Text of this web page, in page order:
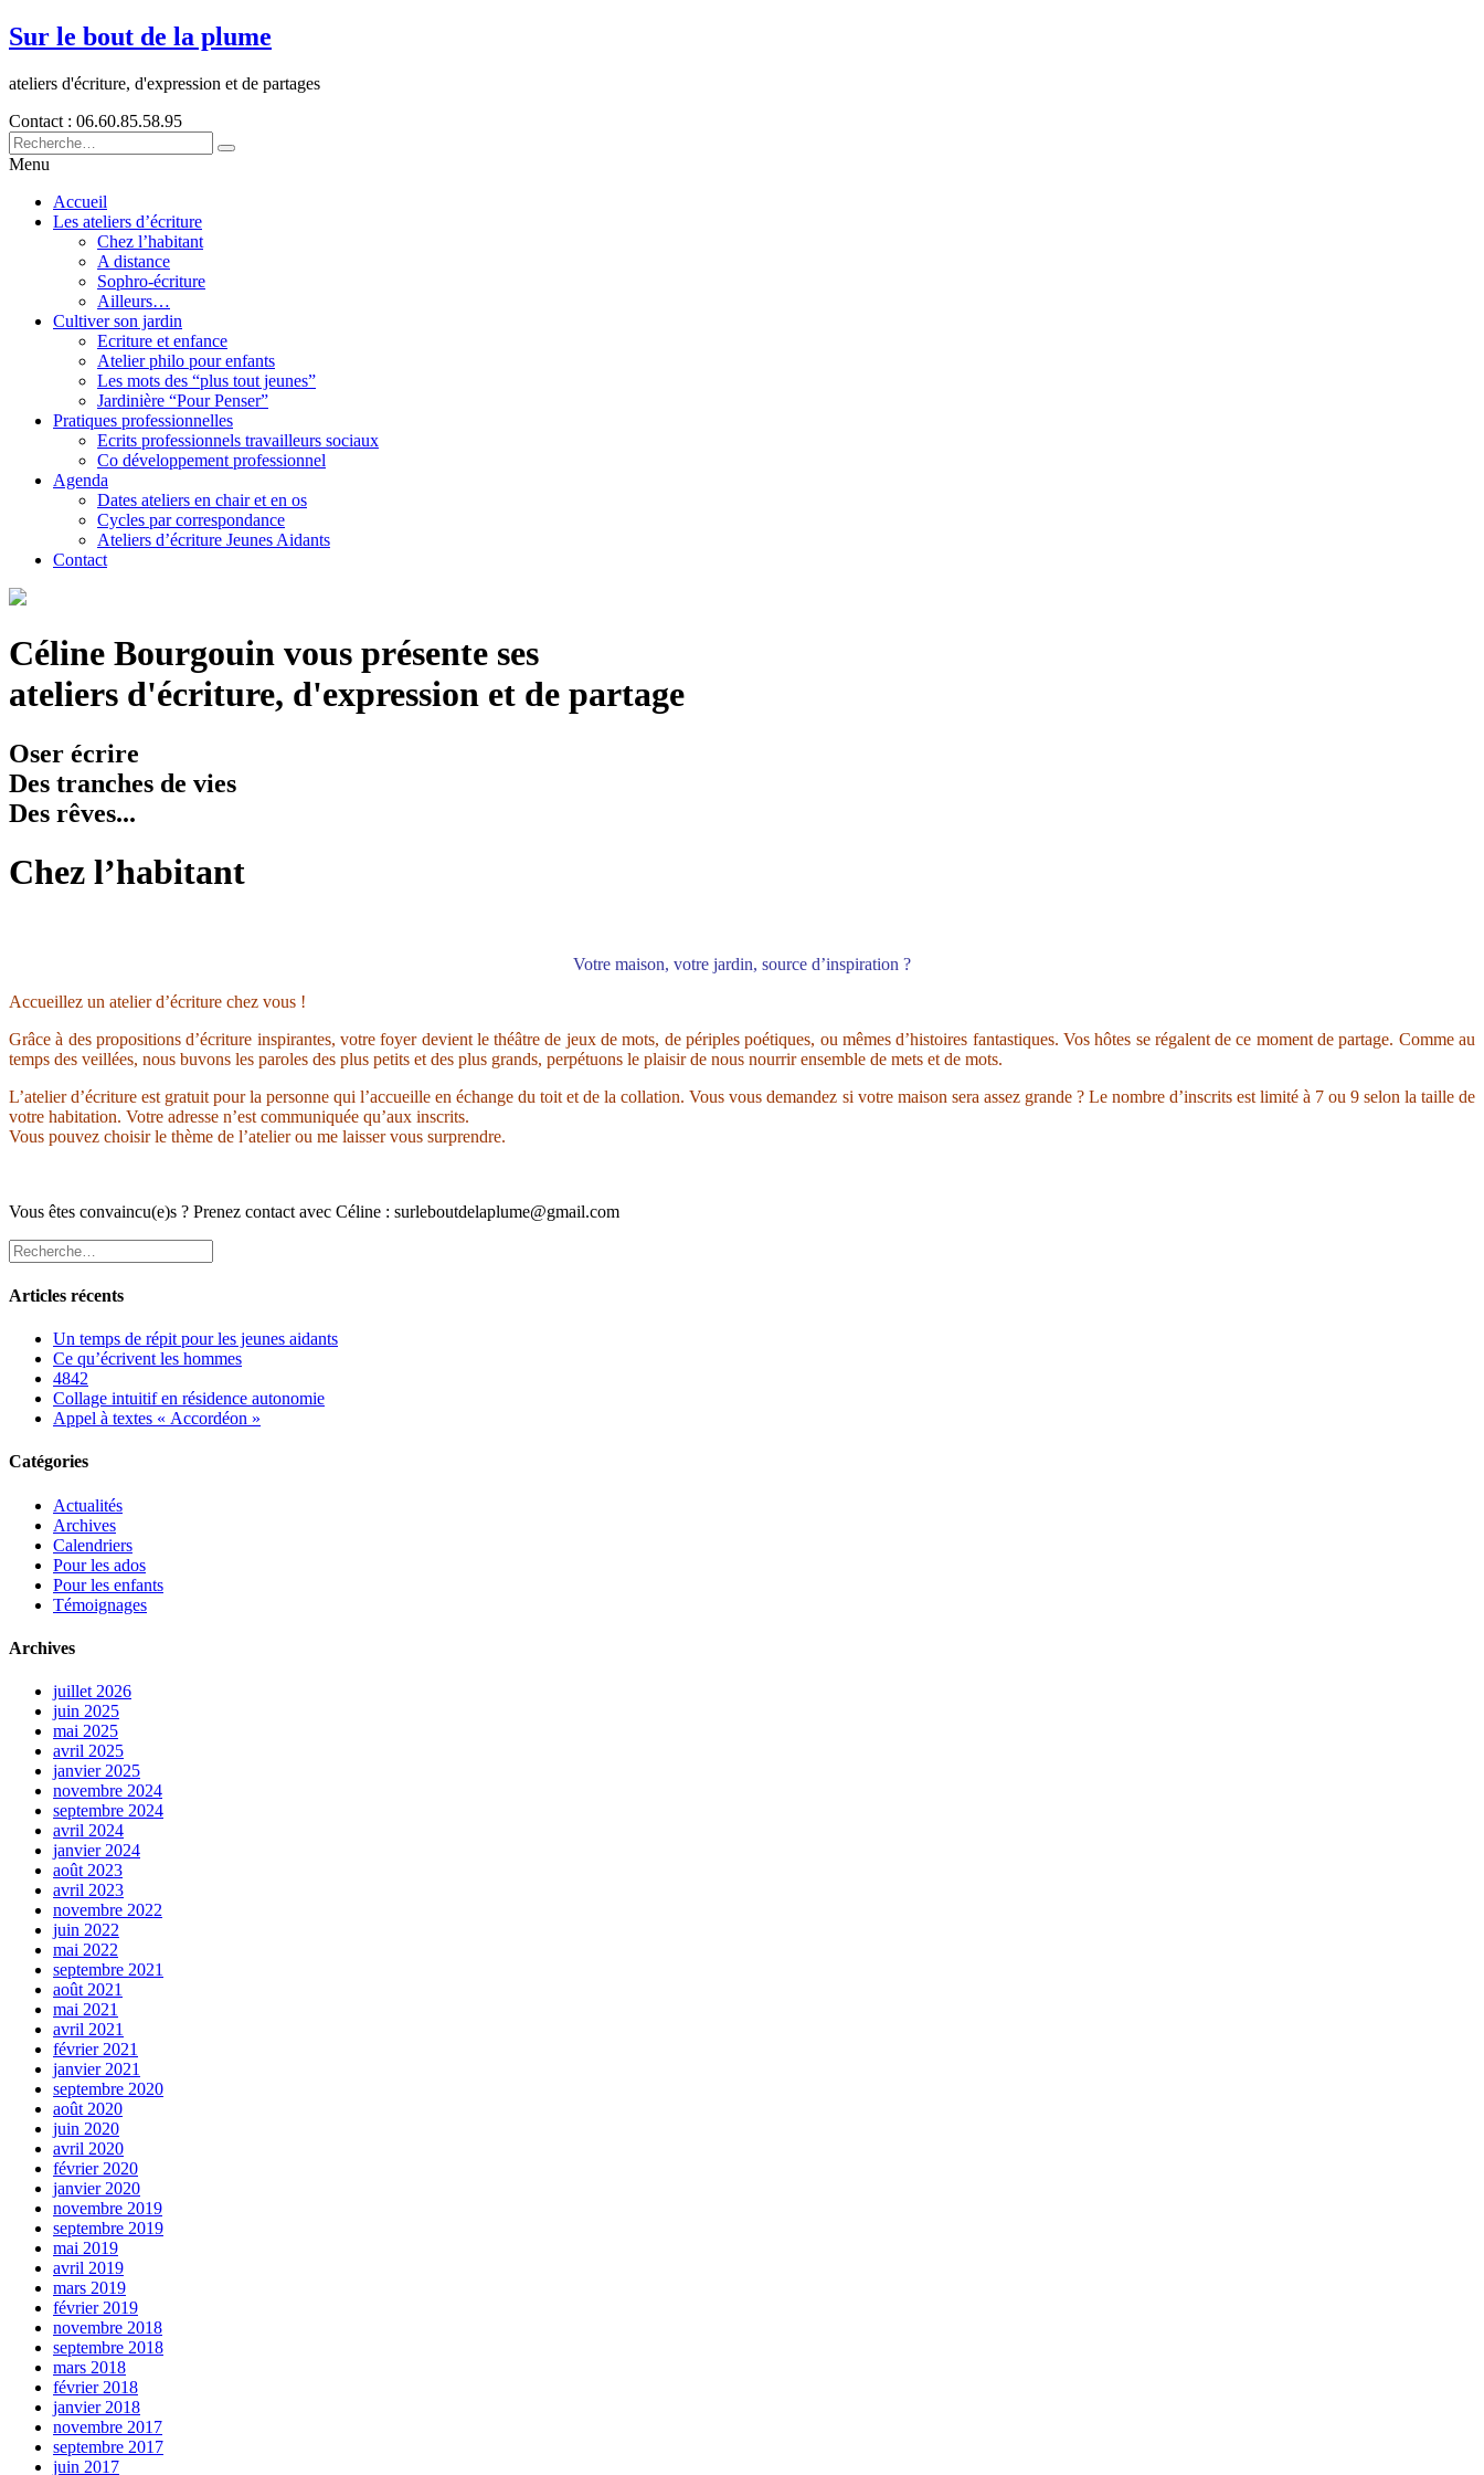
Sur le bout de la plume
ateliers d'écriture, d'expression et de partages
Contact : 06.60.85.58.95
Menu
Accueil
Les ateliers d’écriture
Chez l’habitant
A distance
Sophro-écriture
Ailleurs…
Cultiver son jardin
Ecriture et enfance
Atelier philo pour enfants
Les mots des “plus tout jeunes”
Jardinière “Pour Penser”
Pratiques professionnelles
Ecrits professionnels travailleurs sociaux
Co développement professionnel
Agenda
Dates ateliers en chair et en os
Cycles par correspondance
Ateliers d’écriture Jeunes Aidants
Contact
Céline Bourgouin vous présente ses
ateliers d'écriture, d'expression et de partage
Oser écrire
Des tranches de vies
Des rêves...
Chez l’habitant
Votre maison, votre jardin, source d’inspiration ?
Accueillez un atelier d’écriture chez vous !
Grâce à des propositions d’écriture inspirantes, votre foyer devient le théâtre de jeux de mots, de périples poétiques, ou mêmes d’histoires fantastiques. Vos hôtes se régalent de ce moment de partage. Comme au
temps des veillées, nous buvons les paroles des plus petits et des plus grands, perpétuons le plaisir de nous nourrir ensemble de mets et de mots.
L’atelier d’écriture est gratuit pour la personne qui l’accueille en échange du toit et de la collation. Vous vous demandez si votre maison sera assez grande ? Le nombre d’inscrits est limité à 7 ou 9 selon la taille de
votre habitation. Votre adresse n’est communiquée qu’aux inscrits.
Vous pouvez choisir le thème de l’atelier ou me laisser vous surprendre.
Vous êtes convaincu(e)s ? Prenez contact avec Céline : surleboutdelaplume@gmail.com
Articles récents
Un temps de répit pour les jeunes aidants
Ce qu’écrivent les hommes
4842
Collage intuitif en résidence autonomie
Appel à textes « Accordéon »
Catégories
Actualités
Archives
Calendriers
Pour les ados
Pour les enfants
Témoignages
Archives
juillet 2026
juin 2025
mai 2025
avril 2025
janvier 2025
novembre 2024
septembre 2024
avril 2024
janvier 2024
août 2023
avril 2023
novembre 2022
juin 2022
mai 2022
septembre 2021
août 2021
mai 2021
avril 2021
février 2021
janvier 2021
septembre 2020
août 2020
juin 2020
avril 2020
février 2020
janvier 2020
novembre 2019
septembre 2019
mai 2019
avril 2019
mars 2019
février 2019
novembre 2018
septembre 2018
mars 2018
février 2018
janvier 2018
novembre 2017
septembre 2017
juin 2017